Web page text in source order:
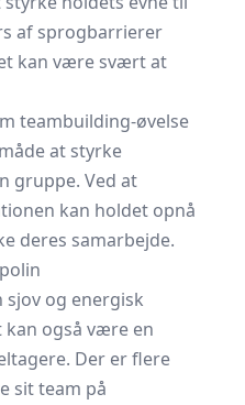
af sprogbarrierer
kan være svært at
teambuilding-øvelse
at styrke
gruppe. Ved at
kan holdet opnå
deres samarbejde.
sjov og energisk
også være en
Der er flere
sit team på